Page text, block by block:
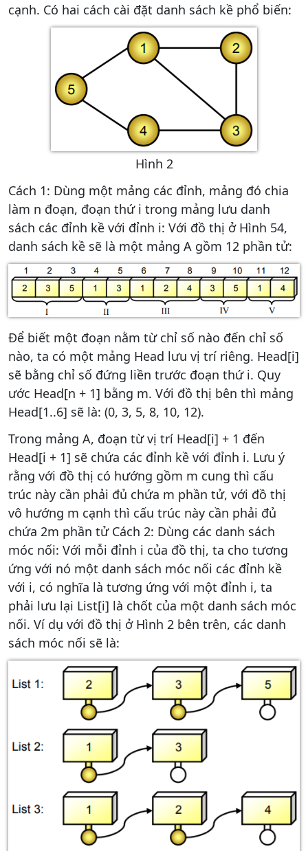
cạnh. Có hai cách cài đặt danh sách kề phổ biến:
Hình 2
Cách 1: Dùng một mảng các đỉnh, mảng đó chia
làm n đoạn, đoạn thứ i trong mảng lưu danh
sách các đỉnh kề với đỉnh i: Với đồ thị ở Hình 54,
danh sách kề sẽ là một mảng A gồm 12 phần tử:
Để biết một đoạn nằm từ chỉ số nào đến chỉ số
nào, ta có một mảng Head lưu vị trí riêng. Head[i]
sẽ bằng chỉ số đứng liền trước đoạn thứ i. Quy
ước Head[n + 1] bằng m. Với đồ thị bên thì mảng
Head[1..6] sẽ là: (0, 3, 5, 8, 10, 12).
Trong mảng A, đoạn từ vị trí Head[i] + 1 đến
Head[i + 1] sẽ chứa các đỉnh kề với đỉnh i. Lưu ý
rằng với đồ thị có hướng gồm m cung thì cấu
trúc này cần phải đủ chứa m phần tử, với đồ thị
vô hướng m cạnh thì cấu trúc này cần phải đủ
chứa 2m phần tử Cách 2: Dùng các danh sách
móc nối: Với mỗi đỉnh i của đồ thị, ta cho tương
ứng với nó một danh sách móc nối các đỉnh kề
với i, có nghĩa là tương ứng với một đỉnh i, ta
phải lưu lại List[i] là chốt của một danh sách móc
nối. Ví dụ với đồ thị ở Hình 2 bên trên, các danh
sách móc nối sẽ là: